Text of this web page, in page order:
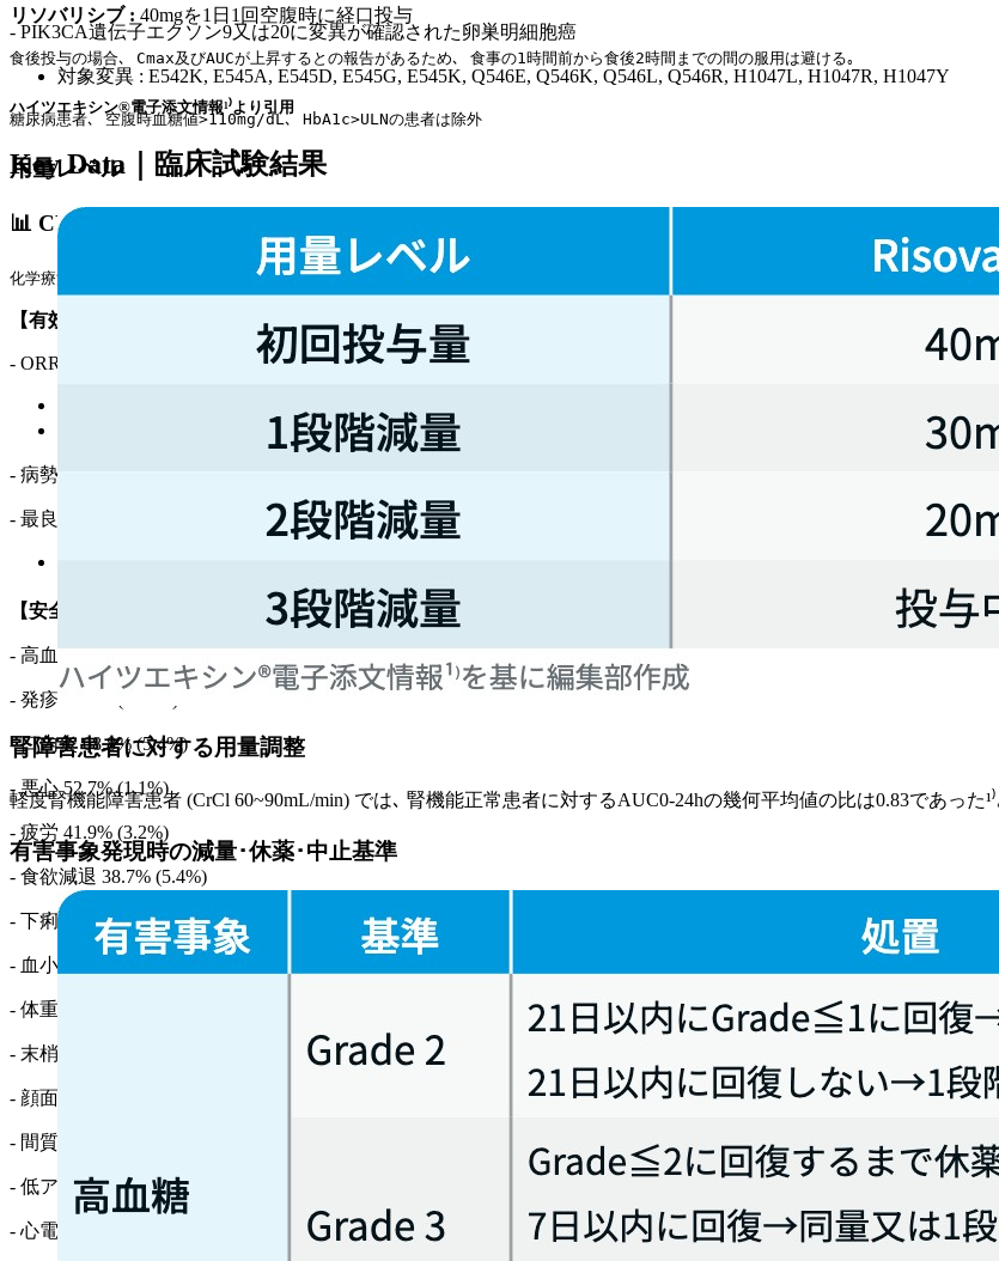
- PIK3CA遺伝子エクソン9又は20に変異が確認された卵巣明細胞癌
対象変異 : E542K, E545A, E545D, E545G, E545K, Q546E, Q546K, Q546L, Q546R, H1047L, H1047R, H1047Y
糖尿病患者､ 空腹時血糖値>110mg/dL､ HbA1c>ULNの患者は除外
用量レベル
腎障害患者に対する用量調整
軽度腎機能障害患者 (CrCl 60~90mL/min) では､ 腎機能正常患者に対するAUC0-24hの幾何平均値の比は0.83であった¹⁾
有害事象発現時の減量･休薬･中止基準
リソバリシブ : 40mgを1日1回空腹時に経口投与
食後投与の場合､ Cmax及びAUCが上昇するとの報告があるため､ 食事の1時間前から食後2時間までの間の服用は避ける｡
ハイツエキシン®電子添文情報¹⁾より引用
Key Data｜臨床試験結果
📊 CYH33-G201試験¹⁾²⁾
化学療法歴のあるPIK3CA遺伝子変異陽性卵巣明細胞癌患者93例 (日本人52例を含む) を対象とした国際共同第II相単群試験｡ PIK3CA
【有効性】
- ORR 34.5% (95%CI 24.5–45.7)
エクソン20変異陽性例のORR 34.8% (95%CI 21.4–50.3)
- 病勢制御率 76.2% (95%CI 65.7–84.8)
- 最良総合効果
【安全性】 主な副作用 : 全Grade (Grade≧3)
- 高血糖 89.2% (30.1%)
- 発疹 72.0% (32.3%)
- 口内炎 68.8% (5.4%)
- 悪心 52.7% (1.1%)
- 疲労 41.9% (3.2%)
- 食欲減退 38.7% (5.4%)
- 下痢 36.6% (6.5%)
- 血小板減少症 35.5% (4.3%)
- 体重減少 35.5% (7.5%)
- 末梢性浮腫 26.9% (3.2%)
- 顔面浮腫 15.1% (2.2%)
- 間質性肺疾患 8.6% (5.4%)
- 低アルブミン血症 5.4% (0%)
- 心電図QT延長 2.2% (0%)